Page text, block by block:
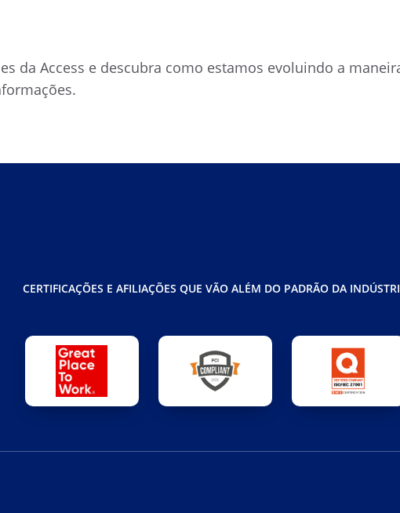
da Access e descubra como estamos evoluindo a
CERTIFICAÇÕES E AFILIAÇÕES QUE VÃO ALÉM DO PADRÃO DA